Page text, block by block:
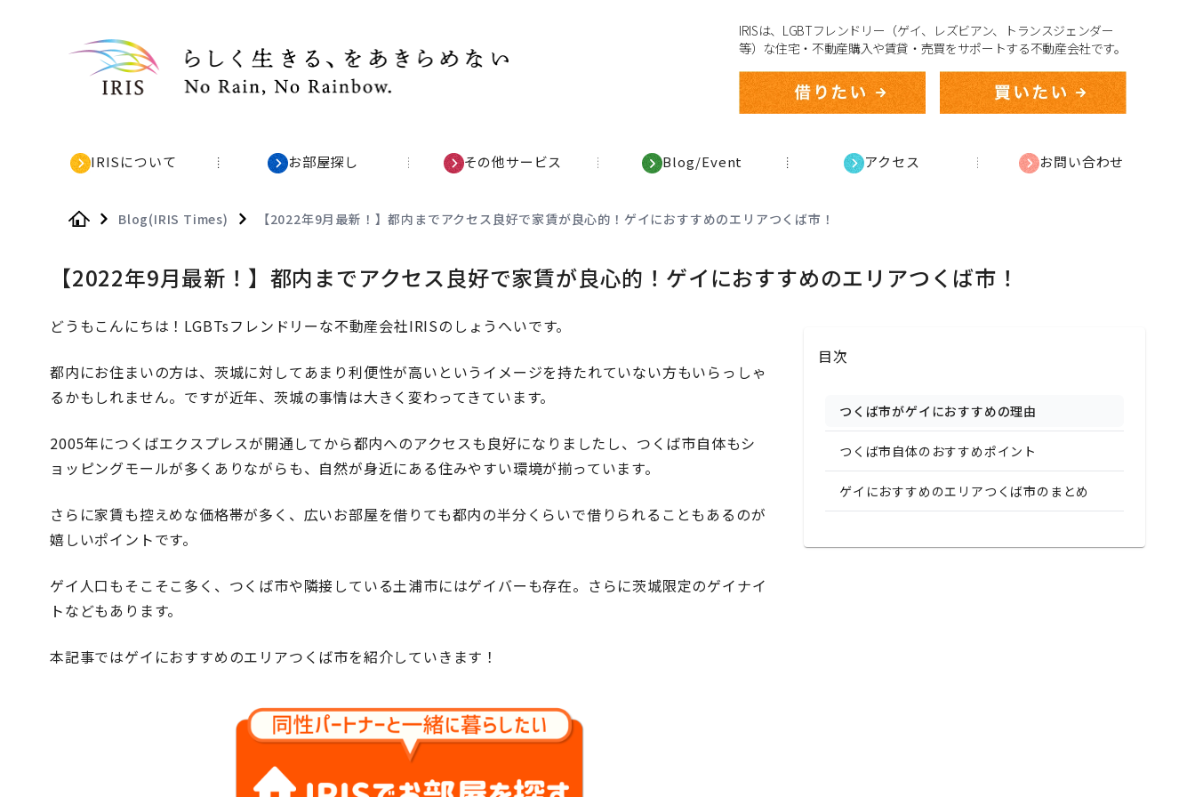
IRISは、LGBTフレンドリー（ゲイ、レズビアン、トランスジェンダー
等）な住宅・不動産購入や賃貸・売買をサポートする不動産会社です。
IRISについて お部屋探し その他サービス Blog/Event アクセス お問い合わせ
Blog(IRIS Times) 【2022年9月最新！】都内までアクセス良好で家賃が良心的！ゲイにおすすめのエリアつくば市！
【2022年9月最新！】都内までアクセス良好で家賃が良心的！ゲイにおすすめのエリアつくば市！
どうもこんにちは！LGBTsフレンドリーな不動産会社IRISのしょうへいです。
都内にお住まいの方は、茨城に対してあまり利便性が高いというイメージを持たれていない方もいらっしゃ
るかもしれません。ですが近年、茨城の事情は大きく変わってきています。
2005年につくばエクスプレスが開通してから都内へのアクセスも良好になりましたし、つくば市自体もシ
ョッピングモールが多くありながらも、自然が身近にある住みやすい環境が揃っています。
さらに家賃も控えめな価格帯が多く、広いお部屋を借りても都内の半分くらいで借りられることもあるのが
嬉しいポイントです。
ゲイ人口もそこそこ多く、つくば市や隣接している土浦市にはゲイバーも存在。さらに茨城限定のゲイナイ
トなどもあります。
本記事ではゲイにおすすめのエリアつくば市を紹介していきます！
目次
つくば市がゲイにおすすめの理由
つくば市自体のおすすめポイント
ゲイにおすすめのエリアつくば市のまとめ